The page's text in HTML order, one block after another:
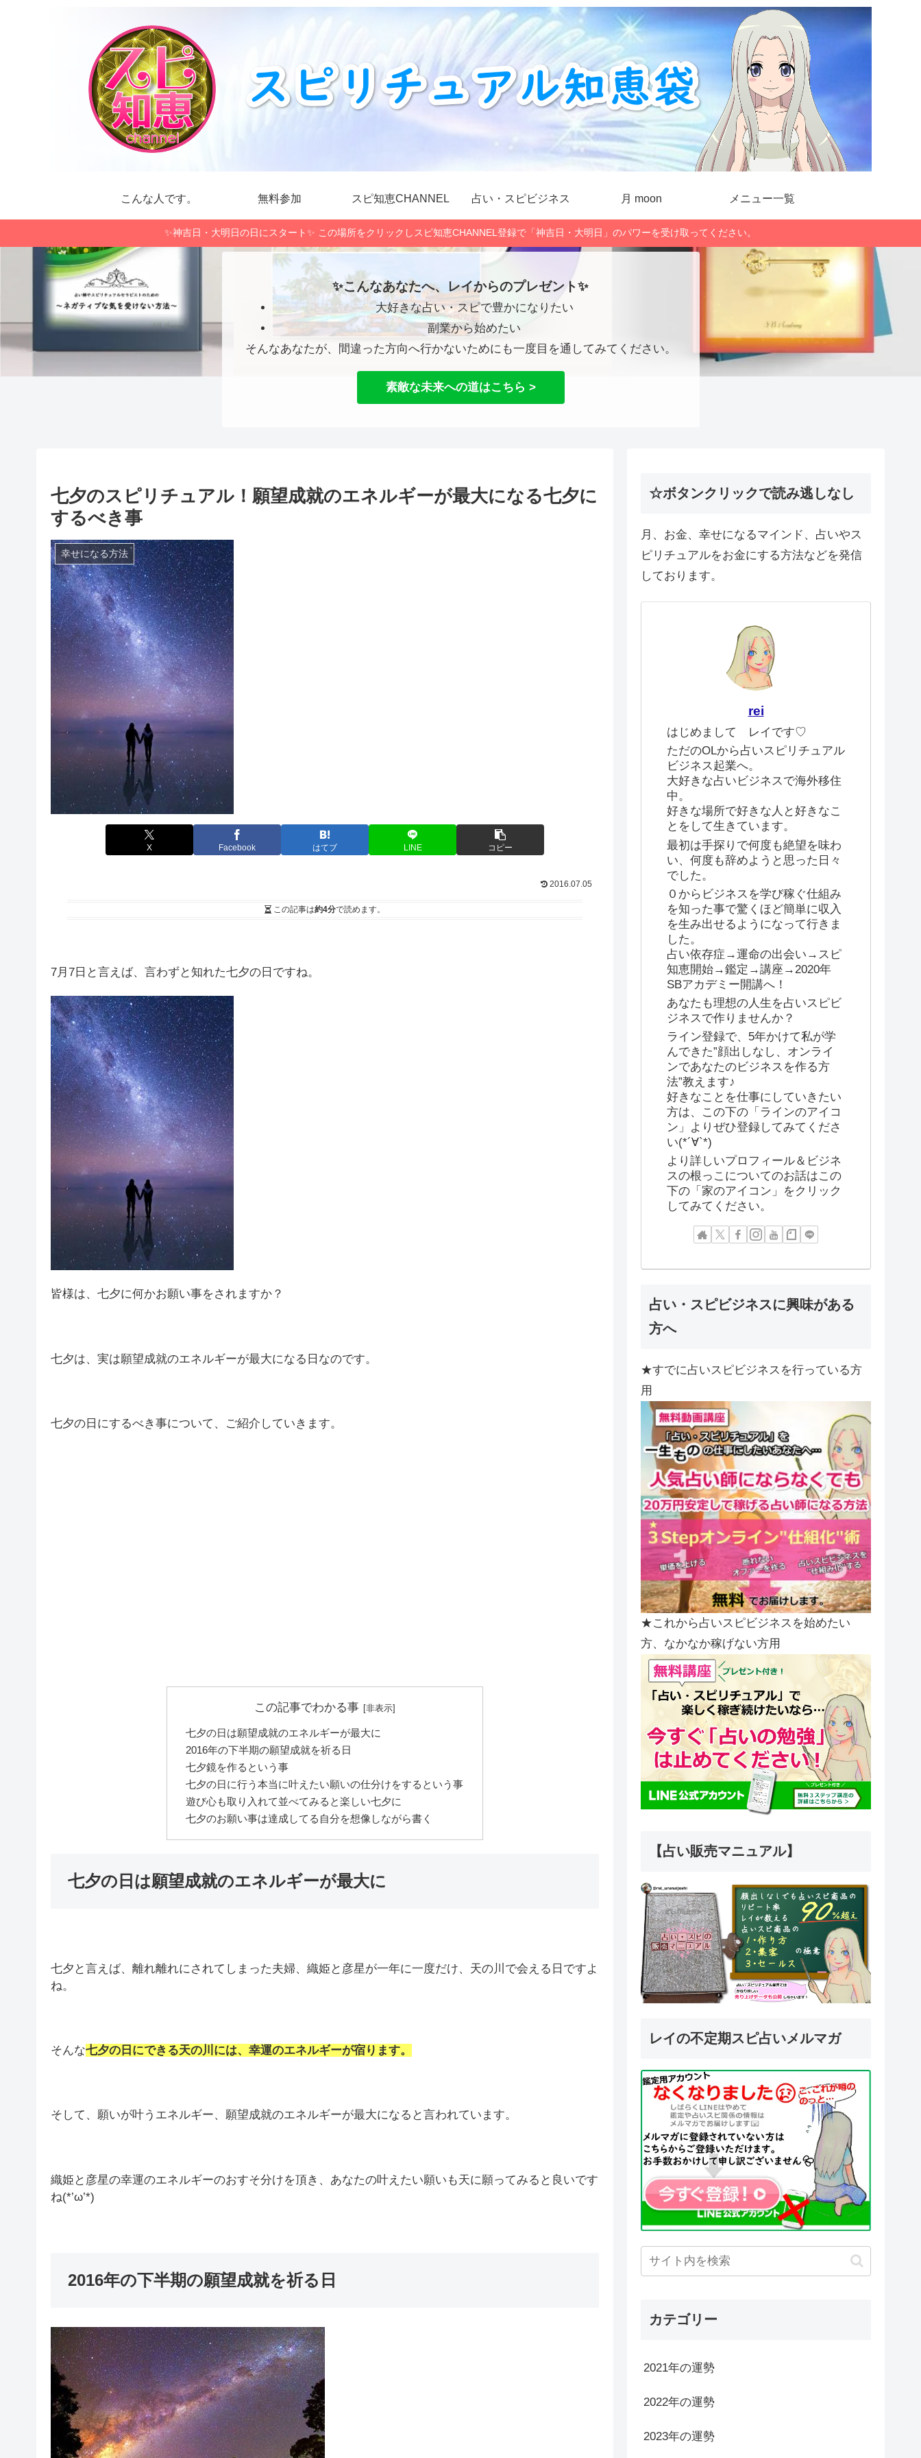
こんな人です。 無料参加 スピ知恵CHANNEL 占い・スピビジネス 月 moon メニュー一覧
✨神吉日・大明日の日にスタート✨ この場所をクリックしスピ知恵CHANNEL登録で「神吉日・大明日」のパワーを受け取ってください。
✨こんなあなたへ、レイからのプレゼント✨
大好きな占い・スピで豊かになりたい
副業から始めたい
そんなあなたが、間違った方向へ行かないためにも一度目を通してみてください。
素敵な未来への道はこちら >
七夕のスピリチュアル！願望成就のエネルギーが最大になる七夕に
するべき事
幸せになる方法
X Facebook はてブ LINE コピー
2016.07.05
この記事は約4分で読めます。
7月7日と言えば、言わずと知れた七夕の日ですね。
皆様は、七夕に何かお願い事をされますか？
七夕は、実は願望成就のエネルギーが最大になる日なのです。
七夕の日にするべき事について、ご紹介していきます。
この記事でわかる事
七夕の日は願望成就のエネルギーが最大に
2016年の下半期の願望成就を祈る日
七夕鏡を作るという事
七夕の日に行う本当に叶えたい願いの仕分けをするという事
遊び心も取り入れて並べてみると楽しい七夕に
七夕のお願い事は達成してる自分を想像しながら書く
七夕の日は願望成就のエネルギーが最大に
七夕と言えば、離れ離れにされてしまった夫婦、織姫と彦星が一年に一度だけ、天の川で会える日ですよ
ね。
そんな七夕の日にできる天の川には、幸運のエネルギーが宿ります。
そして、願いが叶うエネルギー、願望成就のエネルギーが最大になると言われています。
織姫と彦星の幸運のエネルギーのおすそ分けを頂き、あなたの叶えたい願いも天に願ってみると良いです
ね(*’ω’*)
2016年の下半期の願望成就を祈る日
☆ボタンクリックで読み逃しなし
月、お金、幸せになるマインド、占いやス
ピリチュアルをお金にする方法などを発信
しております。
rei
はじめまして レイです♡
ただのOLから占いスピリチュアル
ビジネス起業へ。
大好きな占いビジネスで海外移住
中。
好きな場所で好きな人と好きなこ
とをして生きています。
最初は手探りで何度も絶望を味わ
い、何度も辞めようと思った日々
でした。
０からビジネスを学び稼ぐ仕組み
を知った事で驚くほど簡単に収入
を生み出せるようになって行きま
した。
占い依存症→運命の出会い→スピ
知恵開始→鑑定→講座→2020年
SBアカデミー開講へ！
あなたも理想の人生を占いスピビ
ジネスで作りませんか？
ライン登録で、5年かけて私が学
んできた”顔出しなし、オンライ
ンであなたのビジネスを作る方
法”教えます♪
好きなことを仕事にしていきたい
方は、この下の「ラインのアイコ
ン」よりぜひ登録してみてくださ
い(*´∀`*)
より詳しいプロフィール＆ビジネ
スの根っこについてのお話はこの
下の「家のアイコン」をクリック
してみてください。
占い・スピビジネスに興味がある
方へ
★すでに占いスピビジネスを行っている方
用
★これから占いスピビジネスを始めたい
方、なかなか稼げない方用
【占い販売マニュアル】
レイの不定期スピ占いメルマガ
カテゴリー
2021年の運勢
2022年の運勢
2023年の運勢